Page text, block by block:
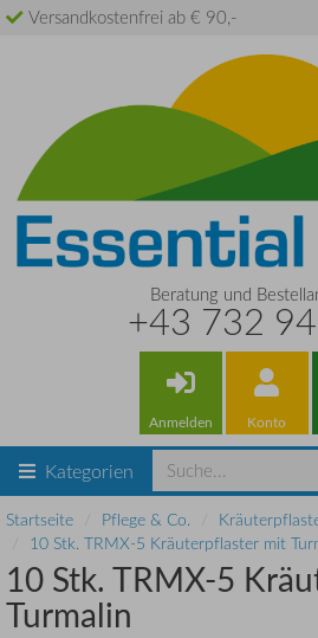
Versandkostenfrei ab € 90,-
Beratung und
+43 732
Anmelden Konto
Kategorien
Startseite Pflege & Co.
10 Stk. TRMX-5 Kräuterpflaster mit
10 Stk. TRMX-5
Turmalin